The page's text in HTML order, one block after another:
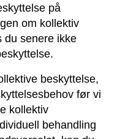
på
om kollektiv
du senere ikke
beskyttelse,
før vi
kollektiv
behandling